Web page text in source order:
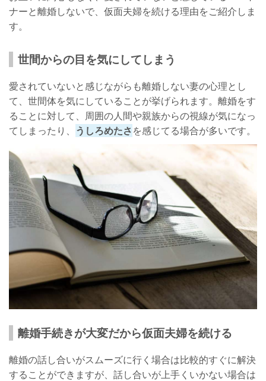
ナーと離婚しないで、仮面夫婦を続ける理由をご紹介しま
す。
世間からの目を気にしてしまう
愛されていないと感じながらも離婚しない妻の心理とし
て、世間体を気にしていることが挙げられます。離婚をす
ることに対して、周囲の人間や親族からの視線が気になっ
てしまったり、 うしろめたさを感じてる場合が多いです。
離婚手続きが大変だから仮面夫婦を続ける
離婚の話し合いがスムーズに行く場合は比較的すぐに解決
することができますが、話し合いが上手くいかない場合は